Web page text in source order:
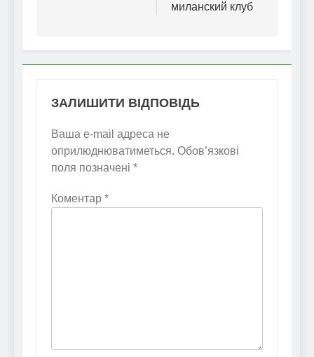
миланский клуб
ЗАЛИШИТИ ВІДПОВІДЬ
Ваша e-mail адреса не
оприлюднюватиметься. Обов’язкові
поля позначені *
Коментар *